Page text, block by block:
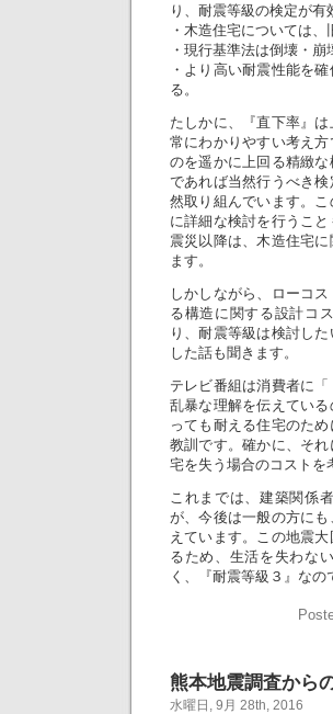
り、耐震等級の検定が
・木造住宅については
・現行基準法は倒壊・崩
・より高い耐震性能を
る。
たしかに、『直下率』
常にわかりやすい考え
のを遥かに上回る精緻
であれば当然行うべき
然取り組んでいます。
に詳細な検討を行うこ
震災以降は、木造住宅
ます。
しかしながら、ローコ
る構造に関する設計コ
り、耐震等級は検討し
した話も聞きます。
テレビ番組は消費者に
乱暴な理解を伝えてい
っても耐える住宅のた
教訓です。確かに、そ
宅を失う場合のコストを
これまでは、建築関係
が、今後は一般の方に
えています。この地震
るため、生活を失わな
く、『耐震等級３』なの
熊本地震調査から
水曜日, 9月 28th, 2016